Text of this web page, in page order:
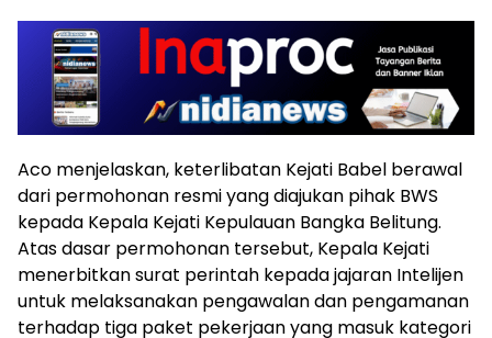
Aco menjelaskan, keterlibatan Kejati Babel berawal
dari permohonan resmi yang diajukan pihak BWS
kepada Kepala Kejati Kepulauan Bangka Belitung.
Atas dasar permohonan tersebut, Kepala Kejati
menerbitkan surat perintah kepada jajaran Intelijen
untuk melaksanakan pengawalan dan pengamanan
terhadap tiga paket pekerjaan yang masuk kategori